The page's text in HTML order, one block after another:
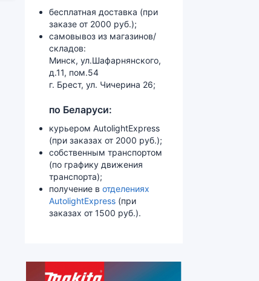
бесплатная доставка (при
заказе от 2000 руб.);
самовывоз из магазинов/
складов:
Минск, ул.Шафарнянского,
д.11, пом.54
г. Брест, ул. Чичерина 26;
по Беларуси:
курьером AutolightExpress
(при заказах от 2000 руб.);
собственным транспортом
(по графику движения
транспорта);
получение в отделениях
AutolightExpress (при
заказах от 1500 руб.).